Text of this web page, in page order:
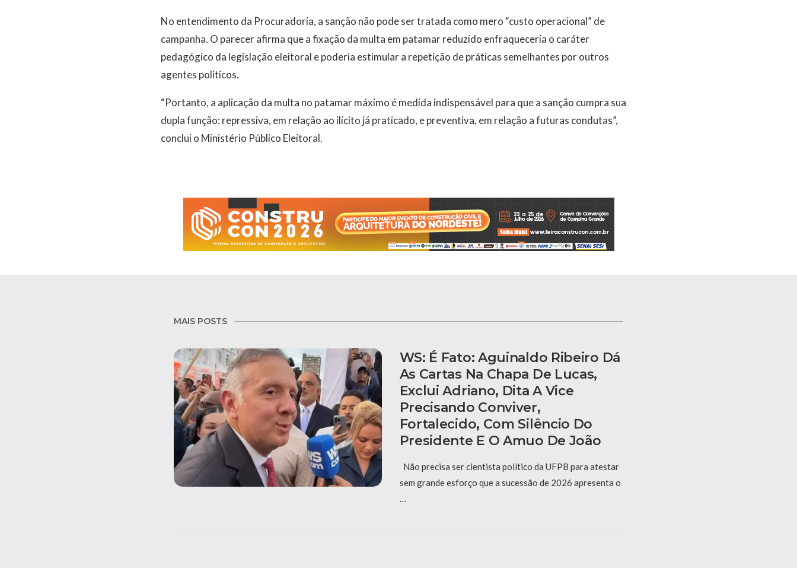
No entendimento da Procuradoria, a sanção não pode ser tratada como mero “custo operacional” de
campanha. O parecer afirma que a fixação da multa em patamar reduzido enfraqueceria o caráter
pedagógico da legislação eleitoral e poderia estimular a repetição de práticas semelhantes por outros
agentes políticos.
“Portanto, a aplicação da multa no patamar máximo é medida indispensável para que a sanção cumpra sua
dupla função: repressiva, em relação ao ilícito já praticado, e preventiva, em relação a futuras condutas”,
conclui o Ministério Público Eleitoral.
MAIS POSTS
WS: É Fato: Aguinaldo Ribeiro Dá
As Cartas Na Chapa De Lucas,
Exclui Adriano, Dita A Vice
Precisando Conviver,
Fortalecido, Com Silêncio Do
Presidente E O Amuo De João
Não precisa ser cientista político da UFPB para atestar
sem grande esforço que a sucessão de 2026 apresenta o